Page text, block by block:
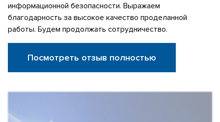
информационной безопасности. Выражаем
благодарность за высокое качество проделанной
работы. Будем продолжать сотрудничество.
Посмотреть отзыв полностью